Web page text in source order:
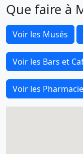
Que faire à
Voir les Musés
Voir les Bars et
Voir les